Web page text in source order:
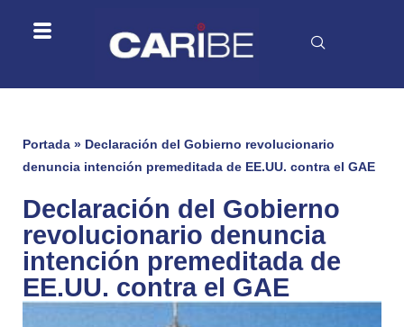
Portada » Declaración del Gobierno revolucionario
denuncia intención premeditada de EE.UU. contra el GAE
Declaración del Gobierno
revolucionario denuncia
intención premeditada de
EE.UU. contra el GAE